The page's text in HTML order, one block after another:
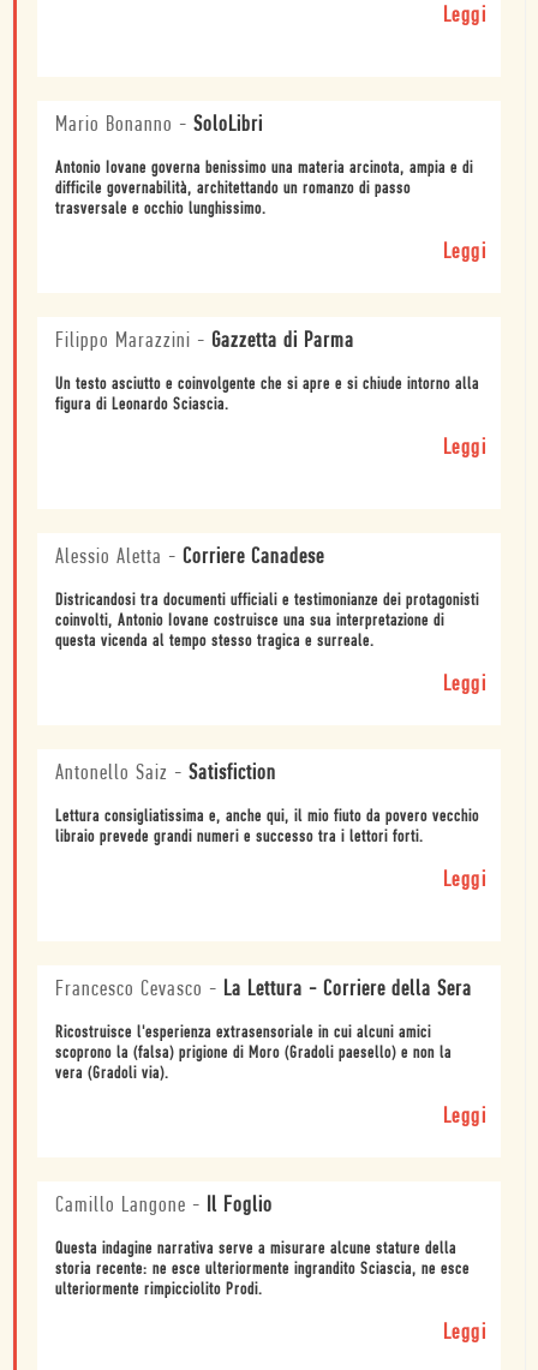
Leggi
Mario Bonanno - SoloLibri
Antonio Iovane governa benissimo una materia arcinota, ampia e di
difficile governabilità, architettando un romanzo di passo
trasversale e occhio lunghissimo.
Leggi
Filippo Marazzini - Gazzetta di Parma
Un testo asciutto e coinvolgente che si apre e si chiude intorno alla
figura di Leonardo Sciascia.
Leggi
Alessio Aletta - Corriere Canadese
Districandosi tra documenti ufficiali e testimonianze dei protagonisti
coinvolti, Antonio Iovane costruisce una sua interpretazione di
questa vicenda al tempo stesso tragica e surreale.
Leggi
Antonello Saiz - Satisfiction
Lettura consigliatissima e, anche qui, il mio fiuto da povero vecchio
libraio prevede grandi numeri e successo tra i lettori forti.
Leggi
Francesco Cevasco - La Lettura - Corriere della Sera
Ricostruisce l'esperienza extrasensoriale in cui alcuni amici
scoprono la (falsa) prigione di Moro (Gradoli paesello) e non la
vera (Gradoli via).
Leggi
Camillo Langone - Il Foglio
Questa indagine narrativa serve a misurare alcune stature della
storia recente: ne esce ulteriormente ingrandito Sciascia, ne esce
ulteriormente rimpicciolito Prodi.
Leggi